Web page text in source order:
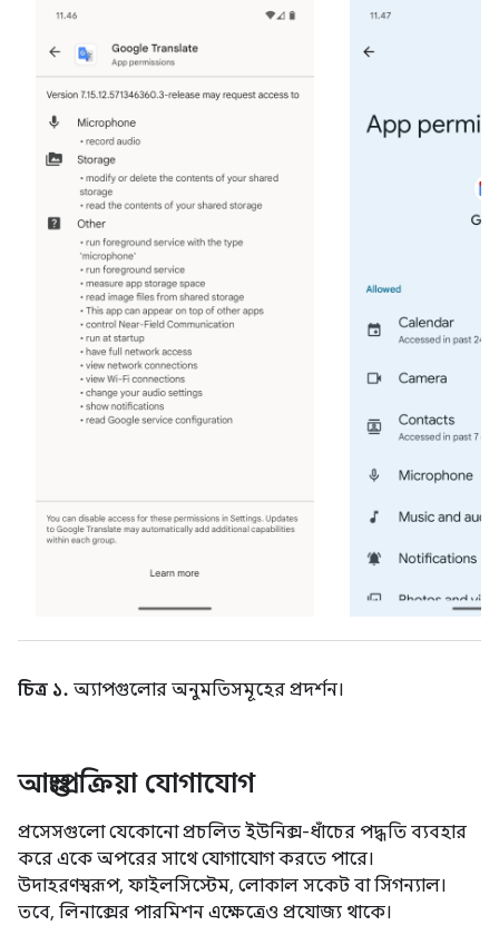
চিত্র ১. অ্যাপগুলোর অনুমতিসমূহের প্রদর্শন।
আন্তঃপ্রক্রিয়া যোগাযোগ
প্রসেসগুলো যেকোনো প্রচলিত ইউনিক্স-ধাঁচের পদ্ধতি ব্যবহার
করে একে অপরের সাথে যোগাযোগ করতে পারে।
উদাহরণস্বরূপ, ফাইলসিস্টেম, লোকাল সকেট বা সিগন্যাল।
তবে, লিনাক্সের পারমিশন এক্ষেত্রেও প্রযোজ্য থাকে।